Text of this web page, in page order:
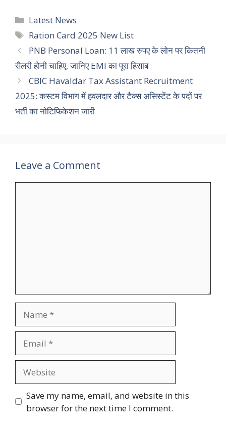
Categories
Latest News
Tags
Ration Card 2025 New List
PNB Personal Loan: 11 लाख रुपए के लोन पर कितनी
सैलरी होनी चाहिए, जानिए EMI का पूरा हिसाब
CBIC Havaldar Tax Assistant Recruitment
2025: कस्टम विभाग में हवलदार और टैक्स असिस्टेंट के पदों पर
भर्ती का नोटिफिकेशन जारी
Leave a Comment
Save my name, email, and website in this
browser for the next time I comment.